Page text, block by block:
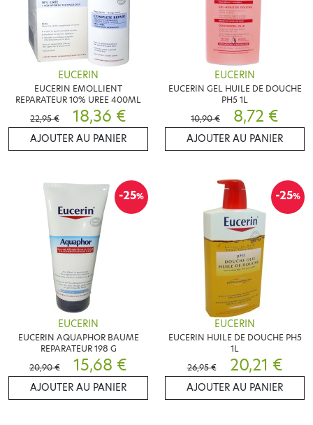
EUCERIN
EUCERIN EMOLLIENT
REPARATEUR 10% UREE 400ML
22,95 €
18,36 €
AJOUTER AU PANIER
EUCERIN
EUCERIN GEL HUILE DE DOUCHE
PH5 1L
10,90 €
8,72 €
AJOUTER AU PANIER
-25%
EUCERIN
EUCERIN AQUAPHOR BAUME
REPARATEUR 198 G
20,90 €
15,68 €
AJOUTER AU PANIER
-25%
EUCERIN
EUCERIN HUILE DE DOUCHE PH5
1L
26,95 €
20,21 €
AJOUTER AU PANIER